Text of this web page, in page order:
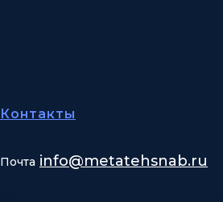
Контакты
Почта info@metatehsnab.ru